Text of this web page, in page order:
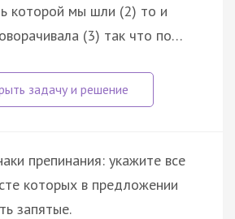
которой мы шли (2) то и
(3) так что по…
препинания: укажите все
которых в предложении
запятые.